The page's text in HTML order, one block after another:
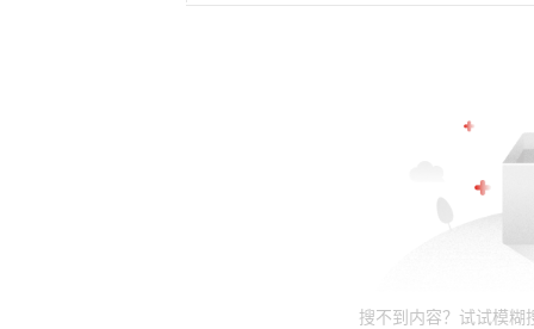
搜不到内容？试试模糊